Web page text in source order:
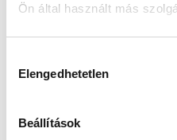
Ön által használt más
Elengedhetetlen
Beállítások
SOROZAT
VENDÉG